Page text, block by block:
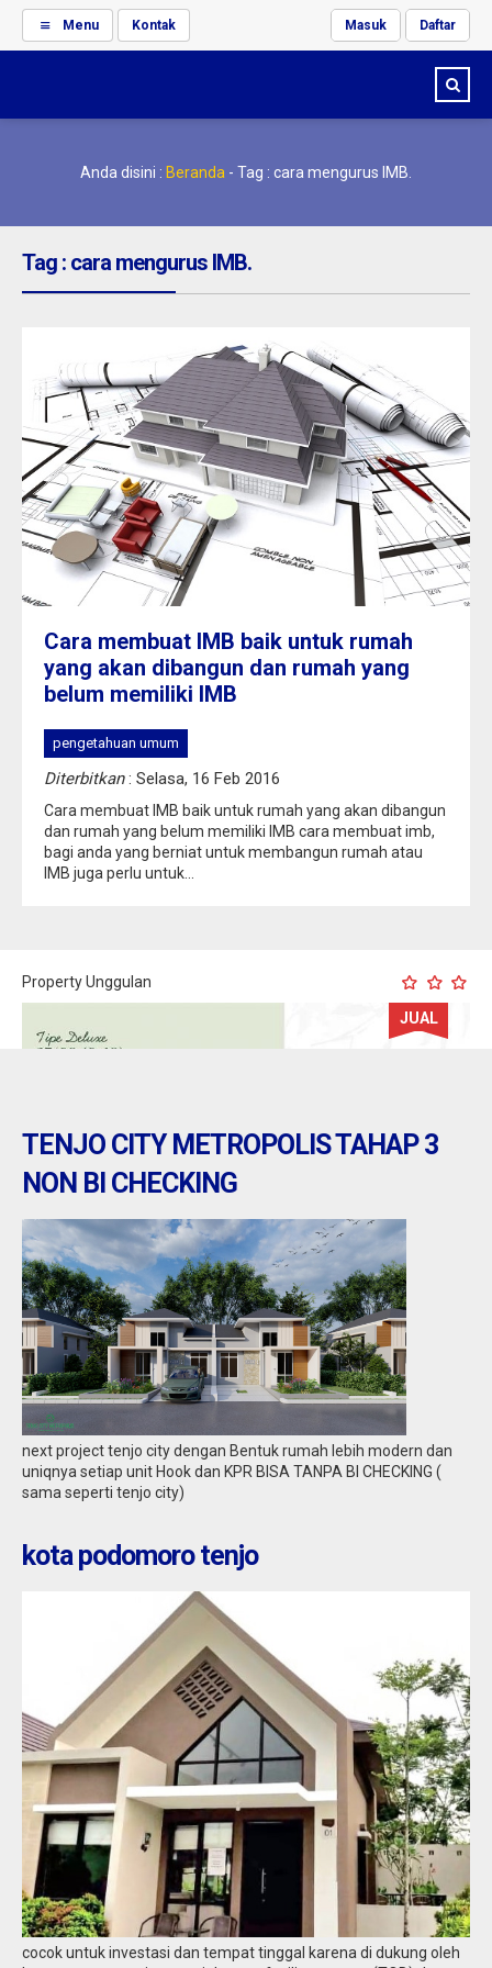
Menu Kontak Masuk Daftar
Anda disini : Beranda - Tag : cara mengurus IMB.
Tag : cara mengurus IMB.
Cara membuat IMB baik untuk rumah
yang akan dibangun dan rumah yang
belum memiliki IMB
pengetahuan umum
Diterbitkan: Selasa, 16 Feb 2016
Cara membuat IMB baik untuk rumah yang akan dibangun
dan rumah yang belum memiliki IMB cara membuat imb,
bagi anda yang berniat untuk membangun rumah atau
IMB juga perlu untuk...
Property Unggulan
JUAL
tenjo : kota podomoro tenjo
Jual 271.502.001
TENJO CITY METROPOLIS TAHAP 3
NON BI CHECKING
next project tenjo city dengan Bentuk rumah lebih modern dan
uniqnya setiap unit Hook dan KPR BISA TANPA BI CHECKING (
sama seperti tenjo city)
kota podomoro tenjo
cocok untuk investasi dan tempat tinggal karena di dukung oleh